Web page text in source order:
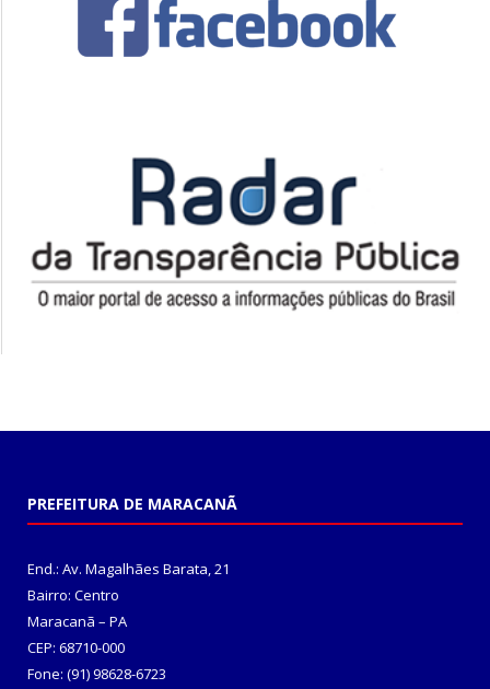
PREFEITURA DE MARACANÃ
End.: Av. Magalhães Barata, 21
Bairro: Centro
Maracanã – PA
CEP: 68710-000
Fone: (91) 98628-6723